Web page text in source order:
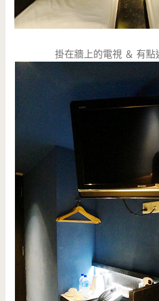
掛在牆上的電視 ＆ 有點